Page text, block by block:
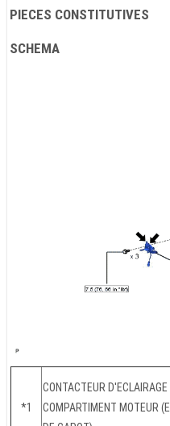
PIECES CONSTITUTIVES
SCHEMA
*1
CONTACTEUR D'ECLAIRAGE
COMPARTIMENT MOTEUR